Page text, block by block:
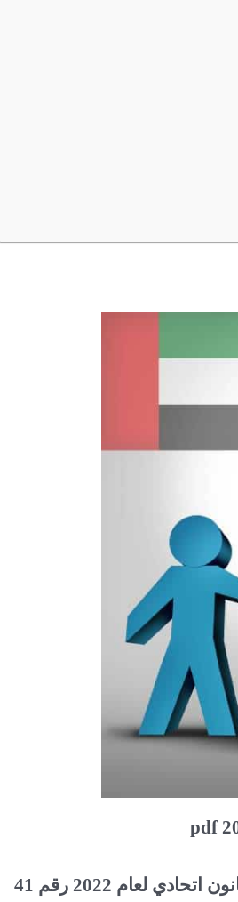
حرصت دولة الإمارات العربية المتحدة على إصدار مرسوم بقانون اتحادي لعام 2022 رقم 41